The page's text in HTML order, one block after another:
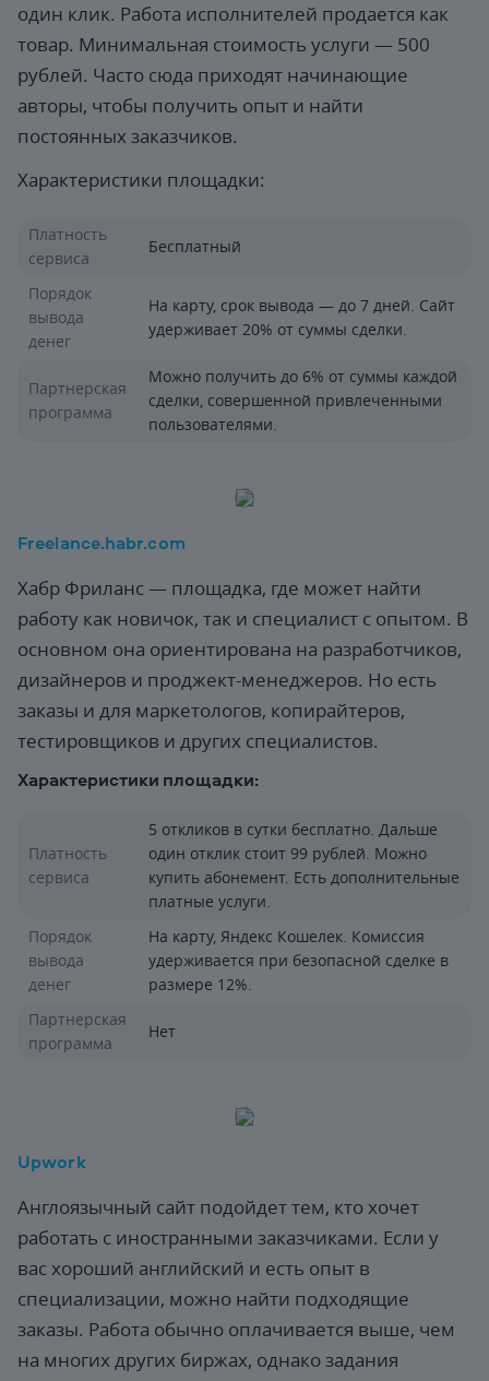
один клик. Работа исполнителей продается как
товар. Минимальная стоимость услуги — 500
рублей. Часто сюда приходят начинающие
авторы, чтобы получить опыт и найти
постоянных заказчиков.
Характеристики площадки:
Платность
сервиса
Бесплатный
Порядок
вывода
денег
На карту, срок вывода — до 7 дней. Сайт
удерживает 20% от суммы сделки.
Партнерская
программа
Можно получить до 6% от суммы каждой
сделки, совершенной привлеченными
пользователями.
Freelance.habr.com
Хабр Фриланс — площадка, где может найти
работу как новичок, так и специалист с опытом. В
основном она ориентирована на разработчиков,
дизайнеров и проджект-менеджеров. Но есть
заказы и для маркетологов, копирайтеров,
тестировщиков и других специалистов.
Характеристики площадки:
Платность
сервиса
5 откликов в сутки бесплатно. Дальше
один отклик стоит 99 рублей. Можно
купить абонемент. Есть дополнительные
платные услуги.
Порядок
вывода
денег
На карту, Яндекс Кошелек. Комиссия
удерживается при безопасной сделке в
размере 12%.
Партнерская
программа
Нет
Upwork
Англоязычный сайт подойдет тем, кто хочет
работать с иностранными заказчиками. Если у
вас хороший английский и есть опыт в
специализации, можно найти подходящие
заказы. Работа обычно оплачивается выше, чем
на многих других биржах, однако задания